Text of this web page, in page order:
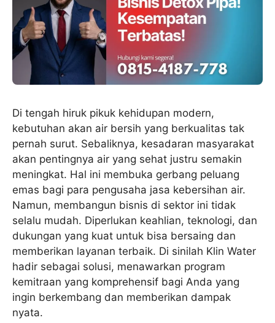
Di tengah hiruk pikuk kehidupan modern,
kebutuhan akan air bersih yang berkualitas tak
pernah surut. Sebaliknya, kesadaran masyarakat
akan pentingnya air yang sehat justru semakin
meningkat. Hal ini membuka gerbang peluang
emas bagi para pengusaha jasa kebersihan air.
Namun, membangun bisnis di sektor ini tidak
selalu mudah. Diperlukan keahlian, teknologi, dan
dukungan yang kuat untuk bisa bersaing dan
memberikan layanan terbaik. Di sinilah Klin Water
hadir sebagai solusi, menawarkan program
kemitraan yang komprehensif bagi Anda yang
ingin berkembang dan memberikan dampak
nyata.